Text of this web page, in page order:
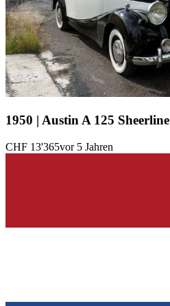
1950 | Austin A 125 Sheerline
CHF 13'365vor 5 Jahren